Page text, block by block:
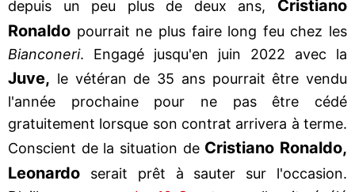
depuis un peu plus de deux ans, Cristiano
Ronaldo pourrait ne plus faire long feu chez les
Bianconeri. Engagé jusqu'en juin 2022 avec la
Juve, le vétéran de 35 ans pourrait être vendu
l'année prochaine pour ne pas être cédé
gratuitement lorsque son contrat arrivera à terme.
Conscient de la situation de Cristiano Ronaldo,
Leonardo serait prêt à sauter sur l'occasion.